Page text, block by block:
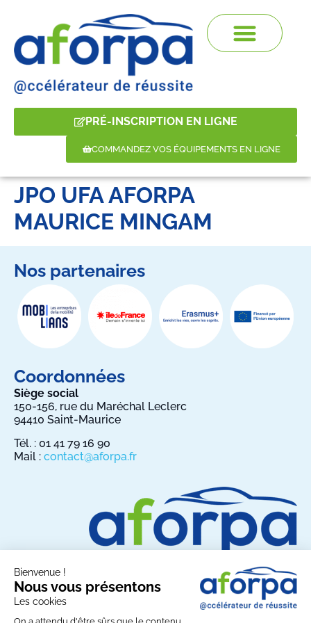
Bienvenue !
Nous vous présentons
Les cookies
On a attendu d'être sûrs que le contenu
PRÉ-INSCRIPTION EN LIGNE
COMMANDEZ VOS ÉQUIPEMENTS EN LIGNE
JPO UFA AFORPA
MAURICE MINGAM
Nos partenaires
Coordonnées
Siège social
150-156, rue du Maréchal Leclerc
94410 Saint-Maurice
Tél. : 01 41 79 16 90
Mail : contact@aforpa.fr
Partagez AFORPA sur les réseaux sociaux :